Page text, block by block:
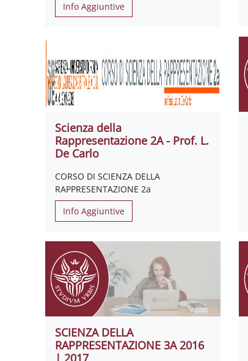
Info Aggiuntive
Scienza della
Rappresentazione 2A - Prof. L.
De Carlo
CORSO DI SCIENZA DELLA
RAPPRESENTAZIONE 2a
Info Aggiuntive
SCIENZA DELLA
RAPPRESENTAZIONE 3A 2016